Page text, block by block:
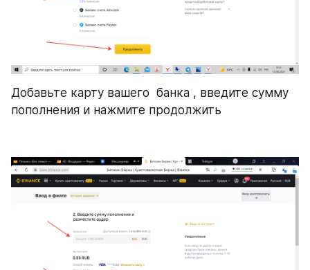
Добавьте карту вашего  банка , введите сумму
пополнения и нажмите продолжить